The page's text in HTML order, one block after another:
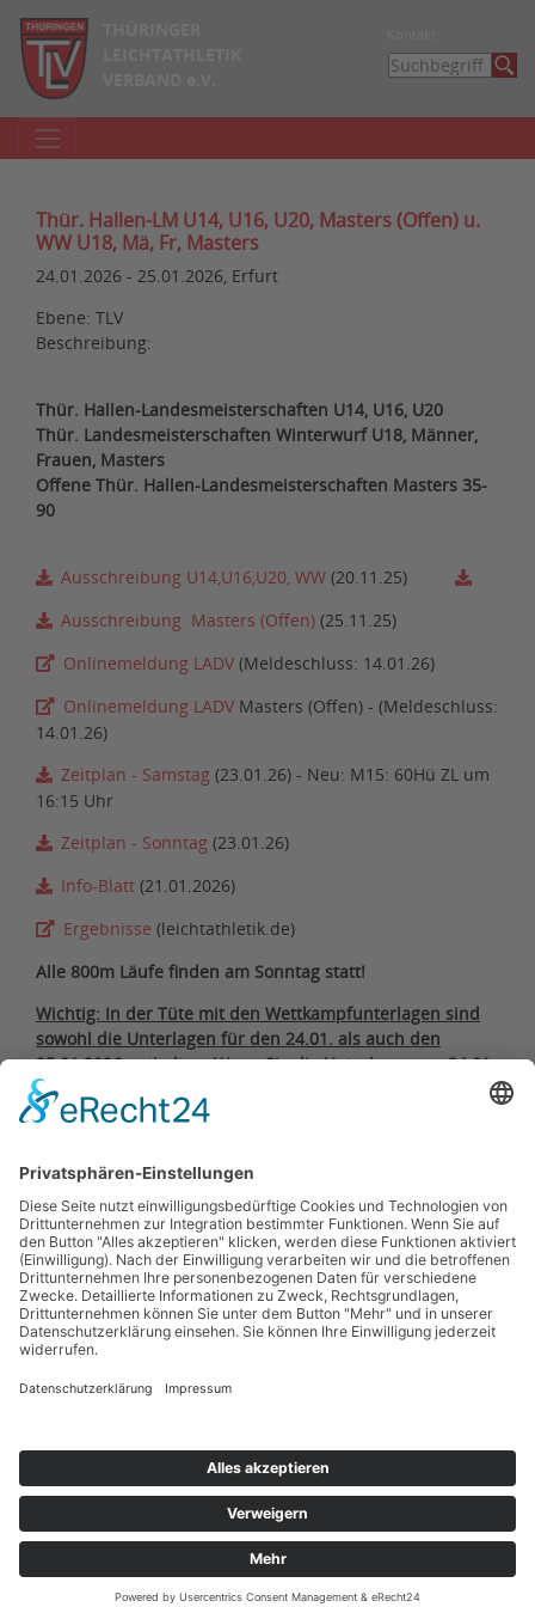
Thür. Hallen-LM U14, U16, U20, Masters (Offen) u.
WW U18, Mä, Fr, Masters
24.01.2026 - 25.01.2026, Erfurt
Ebene: TLV
Beschreibung:
Thür. Hallen-Landesmeisterschaften U14, U16, U20
Thür. Landesmeisterschaften Winterwurf U18, Männer,
Frauen, Masters
Offene Thür. Hallen-Landesmeisterschaften Masters 35-
90
Ausschreibung U14,U16,U20, WW (20.11.25)
Ausschreibung Masters (Offen) (25.11.25)
Onlinemeldung LADV (Meldeschluss: 14.01.26)
Onlinemeldung LADV Masters (Offen) - (Meldeschluss:
14.01.26)
Zeitplan - Samstag (23.01.26) - Neu: M15: 60Hü ZL um
16:15 Uhr
Zeitplan - Sonntag (23.01.26)
Info-Blatt (21.01.2026)
Ergebnisse (leichtathletik.de)
Alle 800m Läufe finden am Sonntag statt!
Wichtig: In der Tüte mit den Wettkampfunterlagen sind
sowohl die Unterlagen für den 24.01. als auch den
25.01.2026 enthalten. Wenn Sie die Unterlagen am 24.01.
abholen und am Sonntag für ihren Verein nicht
anwesend sind, geben Sie die Tüte bitte wieder im
die Tüte mit ihren Unterlagen erneut abholen.
Zurück zur Terminübersicht
Kontakt Impressum